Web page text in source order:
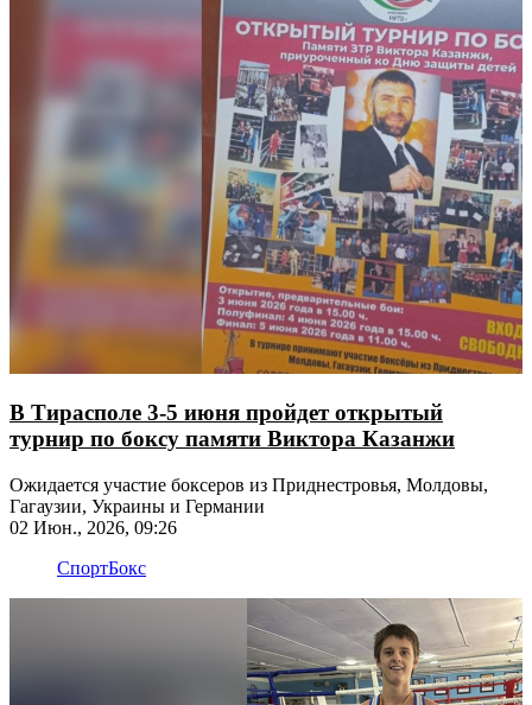
В Тирасполе 3-5 июня пройдет открытый
турнир по боксу памяти Виктора Казанжи
Ожидается участие боксеров из Приднестровья, Молдовы,
Гагаузии, Украины и Германии
02 Июн., 2026, 09:26
СпортБокс